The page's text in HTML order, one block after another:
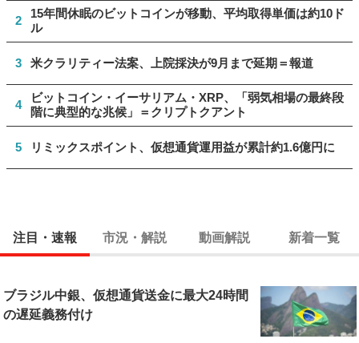
2
15年間休眠のビットコインが移動、平均取得単価は約10ド
ル
3 米クラリティー法案、上院採決が9月まで延期＝報道
4
ビットコイン・イーサリアム・XRP、「弱気相場の最終段
階に典型的な兆候」＝クリプトクアント
5 リミックスポイント、仮想通貨運用益が累計約1.6億円に
注目・速報 市況・解説 動画解説 新着一覧
ブラジル中銀、仮想通貨送金に最大24時間
の遅延義務付け